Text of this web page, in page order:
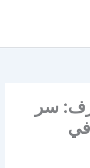
سر
في